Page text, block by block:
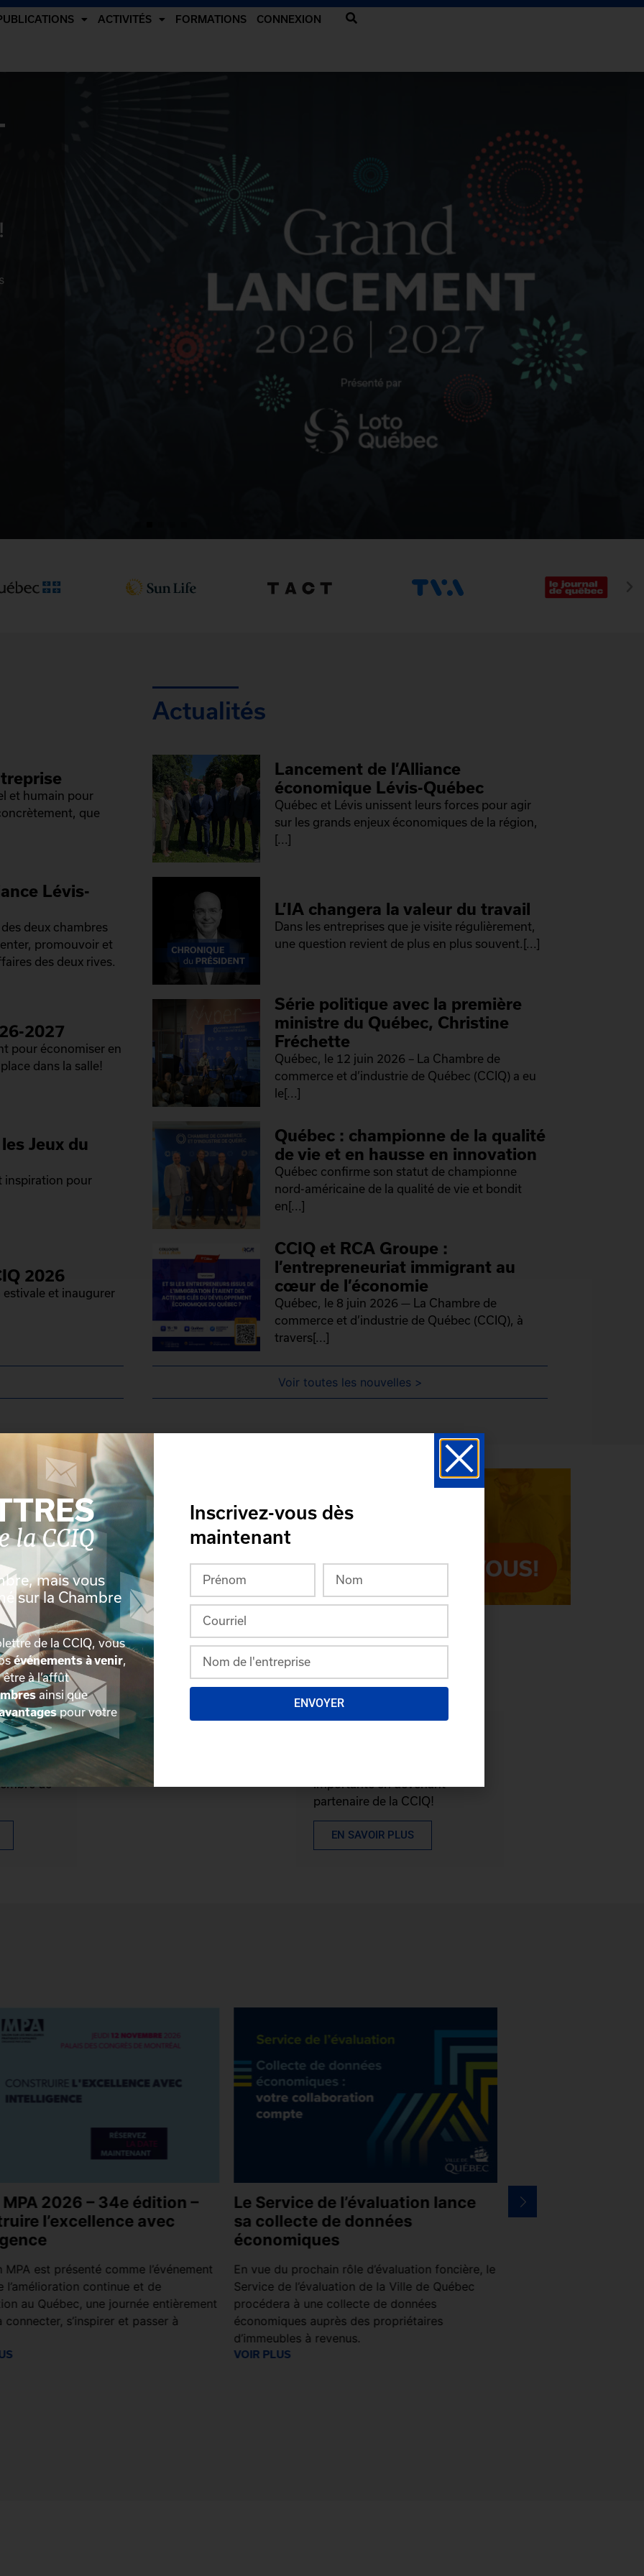
ACTIVITÉS FORMATIONS CONNEXION
et humain pour
que
Lévis-
deux chambres
promouvoir et
des deux rives.
2027
pour économiser en
dans la salle!
Jeux du
inspiration pour
2026
estivale et inaugurer
Actualités
Lancement de l’Alliance
économique Lévis-Québec
Québec et Lévis unissent leurs forces pour agir
sur les grands enjeux économiques de la région,
[...]
L’IA changera la valeur du travail
Dans les entreprises que je visite régulièrement,
une question revient de plus en plus souvent.[...]
Série politique avec la première
ministre du Québec, Christine
Fréchette
Québec, le 12 juin 2026 – La Chambre de
commerce et d’industrie de Québec (CCIQ) a eu
le[...]
Québec : championne de la qualité
de vie et en hausse en innovation
Québec confirme son statut de championne
nord-américaine de la qualité de vie et bondit
en[...]
CCIQ et RCA Groupe :
l’entrepreneuriat immigrant au
cœur de l’économie
Québec, le 8 juin 2026 — La Chambre de
commerce et d’industrie de Québec (CCIQ), à
travers[...]
Voir toutes les nouvelles >
de
importante en devenant
partenaire de la CCIQ!
EN SAVOIR PLUS
2026 – 34e édition –
l’excellence avec
MPA est présenté comme l’événement
l’amélioration continue et de
au Québec, une journée entièrement
connecter, s’inspirer et passer à
Le Service de l’évaluation lance
sa collecte de données
économiques
En vue du prochain rôle d’évaluation foncière, le
Service de l’évaluation de la Ville de Québec
procédera à une collecte de données
économiques auprès des propriétaires
d’immeubles à revenus.
VOIR PLUS
Faire affaire
mais vous
sur la Chambre
de la CCIQ, vous
événements à venir
être à l’affût
ainsi que
pour votre
Inscrivez-vous dès
maintenant
ENVOYER